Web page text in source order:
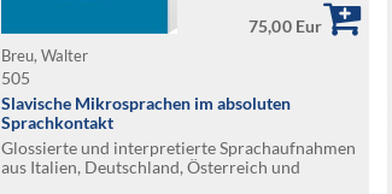
75,00 Eur
Breu, Walter
505
Slavische Mikrosprachen im absoluten
Sprachkontakt
Glossierte und interpretierte Sprachaufnahmen
aus Italien, Deutschland, Österreich und